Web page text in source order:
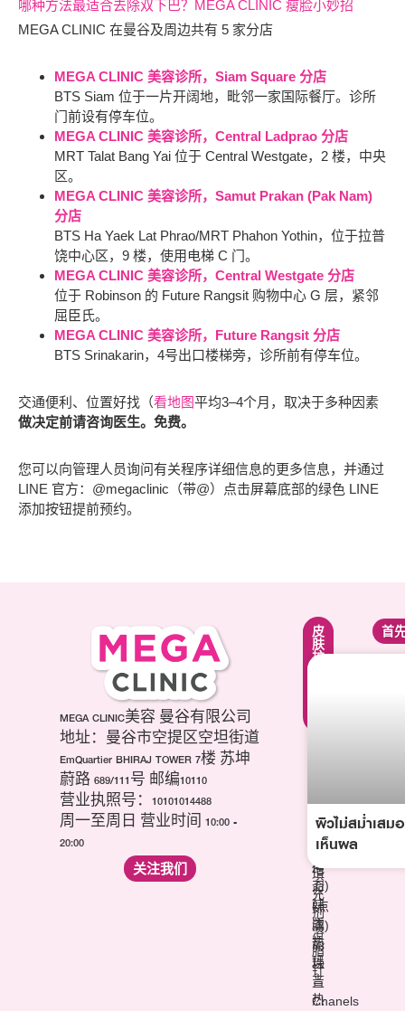
哪种方法最适合去除双下巴？MEGA CLINIC 瘦脸小妙招
MEGA CLINIC 在曼谷及周边共有 5 家分店
MEGA CLINIC 美容诊所，Siam Square 分店
BTS Siam 位于一片开阔地，毗邻一家国际餐厅。诊所
门前设有停车位。
MEGA CLINIC 美容诊所，Central Ladprao 分店
MRT Talat Bang Yai 位于 Central Westgate，2 楼，中央
区。
MEGA CLINIC 美容诊所，Samut Prakan (Pak Nam)
分店
BTS Ha Yaek Lat Phrao/MRT Phahon Yothin，位于拉普
饶中心区，9 楼，使用电梯 C 门。
MEGA CLINIC 美容诊所，Central Westgate 分店
位于 Robinson 的 Future Rangsit 购物中心 G 层，紧邻
屈臣氏。
MEGA CLINIC 美容诊所，Future Rangsit 分店
BTS Srinakarin，4号出口楼梯旁，诊所前有停车位。
交通便利、位置好找（看地图平均3–4个月，取决于多种因素
做决定前请咨询医生。免费。
您可以向管理人员询问有关程序详细信息的更多信息，并通过
LINE 官方：@megaclinic（带@）点击屏幕底部的绿色 LINE
添加按钮提前预约。
MEGA CLINIC美容 曼谷有限公司
地址：曼谷市空提区空坦街道
EmQuartier BHIRAJ TOWER 7楼 苏坤
蔚路 689/111号 邮编10110
营业执照号：10101014488
周一至周日 营业时间 10:00 -
20:00
关注我们
面
部
轮
(玻
尿
填
充
剂
溶
脂
针
紧
致
提
波
(超
声
刀)
韩
版
热
玛
吉
热
皮
肤
护
针
维
他
命
(点
滴)
丽
珠
兰
Chanels
首
ผิวไม่สม่ำเสม
เห็นผล